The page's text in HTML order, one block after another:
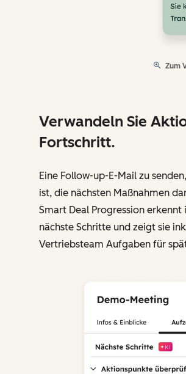
Zum
Verwandeln Sie
Fortschritt.
Eine Follow-up-E-Mail zu
ist, die nächsten Maßnahmen
Smart Deal Progression
nächste Schritte und zeigt sie
Vertriebsteam Aufgaben für